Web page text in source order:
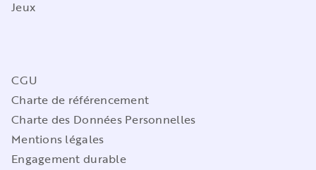
Jeux
CGU
Charte de référencement
Charte des Données Personnelles
Mentions légales
Engagement durable